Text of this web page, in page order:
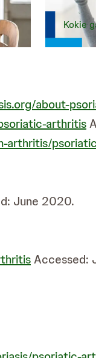
Kokie
about-
arthritis
arthritis/
June 2020.
Accessed: